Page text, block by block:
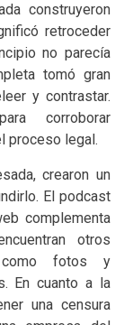
construyeron
retroceder
no parecía
tomó gran
y contrastar.
corroborar
proceso legal.
crearon un
El podcast
complementa
otros
fotos y
En cuanto a la
una censura